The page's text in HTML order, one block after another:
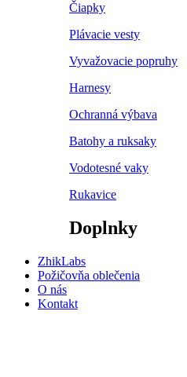
Čiapky
Plávacie vesty
Vyvažovacie popruhy
Harnesy
Ochranná výbava
Batohy a ruksaky
Vodotesné vaky
Rukavice
Doplnky
ZhikLabs
Požičovňa oblečenia
O nás
Kontakt